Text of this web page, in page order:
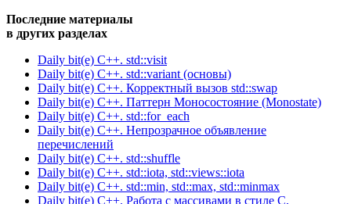
Последние материалы
в других разделах
Daily bit(e) C++. std::visit
Daily bit(e) C++. std::variant (основы)
Daily bit(e) C++. Корректный вызов std::swap
Daily bit(e) C++. Паттерн Моносостояние (Monostate)
Daily bit(e) C++. std::for_each
Daily bit(e) C++. Непрозрачное объявление
перечислений
Daily bit(e) C++. std::shuffle
Daily bit(e) C++. std::iota, std::views::iota
Daily bit(e) C++. std::min, std::max, std::minmax
Daily bit(e) C++. Работа с массивами в стиле C,